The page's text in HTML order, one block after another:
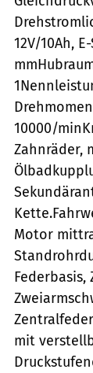
12V/10Ah,
10000/
Zahnräder,
Motor
mit